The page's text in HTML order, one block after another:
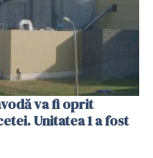
va fi oprit
Unitatea 1 a fost